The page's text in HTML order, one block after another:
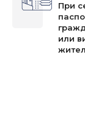
При
или